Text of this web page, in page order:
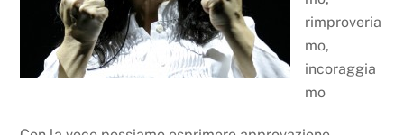
rimproveria
mo,
incoraggia
mo